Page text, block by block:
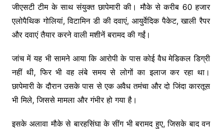
जीएसटी टीम के साथ संयुक्त छापेमारी की। मौके से करीब 60 हजार
एलोपैथिक गोलियां, विटामिन डी की दवाएं, आयुर्वेदिक पैकेट, खाली रैपर
और दवाएं तैयार करने वाली मशीनें बरामद की गईं।
जांच में यह भी सामने आया कि आरोपी के पास कोई वैध मेडिकल डिग्री
नहीं थी, फिर भी वह लंबे समय से लोगों का इलाज कर रहा था।
छापेमारी के दौरान उसके पास से एक अवैध तमंचा और दो जिंदा कारतूस
भी मिले, जिससे मामला और गंभीर हो गया है।
इसके अलावा मौके से बारहसिंघा के सींग भी बरामद हुए, जिसके बाद वन